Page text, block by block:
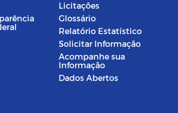
Licitações
Glossário
Relatório Estatístico
Solicitar Informação
Acompanhe sua
Informação
Dados Abertos